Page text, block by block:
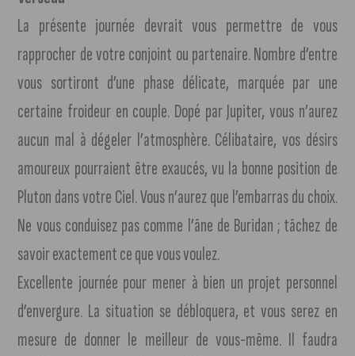
La présente journée devrait vous permettre de vous
rapprocher de votre conjoint ou partenaire. Nombre d’entre
vous sortiront d’une phase délicate, marquée par une
certaine froideur en couple. Dopé par Jupiter, vous n’aurez
aucun mal à dégeler l’atmosphère. Célibataire, vos désirs
amoureux pourraient être exaucés, vu la bonne position de
Pluton dans votre Ciel. Vous n’aurez que l’embarras du choix.
Ne vous conduisez pas comme l’âne de Buridan ; tâchez de
savoir exactement ce que vous voulez.
Excellente journée pour mener à bien un projet personnel
d’envergure. La situation se débloquera, et vous serez en
mesure de donner le meilleur de vous-même. Il faudra